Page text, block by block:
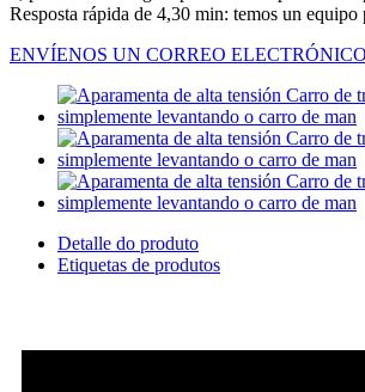
Resposta rápida de 4,30 min: temos un
ENVÍENOS UN CORREO ELECTRÓNICO
Detalle do produto
Etiquetas de produtos